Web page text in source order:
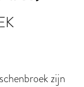
zijn